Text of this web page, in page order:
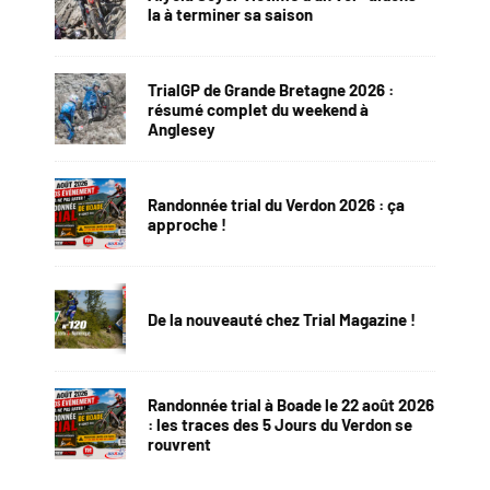
la à terminer sa saison
TrialGP de Grande Bretagne 2026 :
résumé complet du weekend à
Anglesey
Randonnée trial du Verdon 2026 : ça
approche !
De la nouveauté chez Trial Magazine !
Randonnée trial à Boade le 22 août 2026
: les traces des 5 Jours du Verdon se
rouvrent